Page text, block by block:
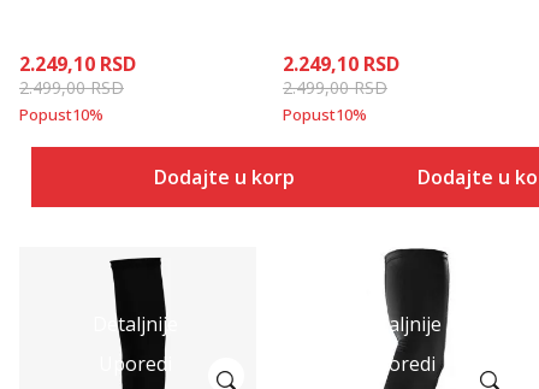
2.249,10 RSD
2.499,00RSD
Popust10%
Dodajte u korpu
2.249,10 RSD
2.499,00RSD
Popust10%
Dodajte u
Detaljnije
Uporedi
Detaljnije
Uporedi